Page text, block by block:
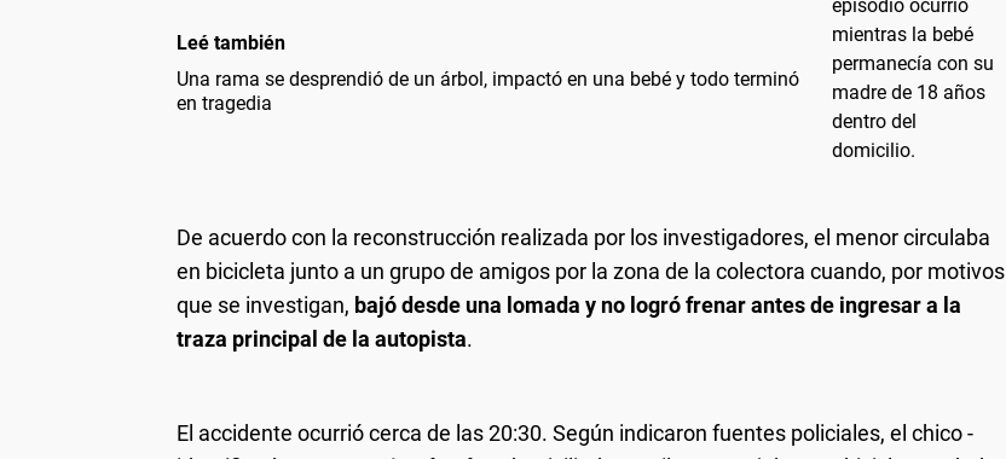
Leé también
Una rama se desprendió de un árbol, impactó en una bebé y todo terminó
en tragedia
De acuerdo con la reconstrucción realizada por los investigadores, el menor circulaba
en bicicleta junto a un grupo de amigos por la zona de la colectora cuando, por motivos
que se investigan, bajó desde una lomada y no logró frenar antes de ingresar a la
traza principal de la autopista.
El accidente ocurrió cerca de las 20:30. Según indicaron fuentes policiales, el chico -